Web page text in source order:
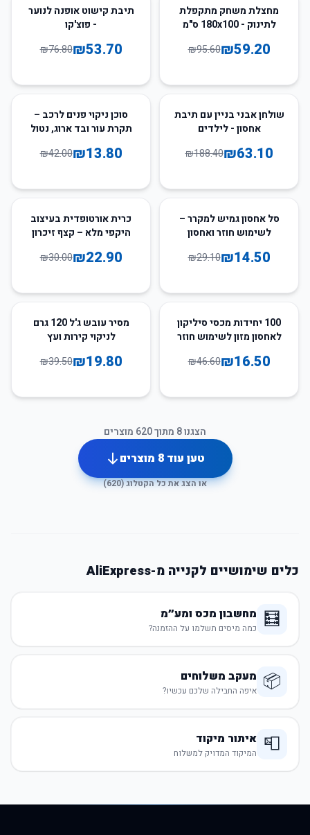
38
מחצלת משחק מתקפלת
לתינוק - 180x100 ס"מ
₪59.20
₪95.60
30%תיבת קישוט אופנה לנוער
- פוצ'קו
₪53.70
₪76.80
67%שולחן אבני בניין עם תיבת
אחסון - לילדים
₪63.10
₪188.40
67
סוכן ניקוי פנים לרכב –
תקרת עור ובד ארוג, נטול
₪13.80
₪42.00
50
סל אחסון גמיש למקרר –
לשימוש חוזר ואחסון
₪14.50
₪29.10
24
כרית אורטופדית בעיצוב
היקפי מלא – קצף זיכרון
₪22.90
₪30.00
65
100 יחידות מכסי סיליקון
לאחסון מזון לשימוש חוזר
₪16.50
₪46.60
50
מסיר עובש ג'ל 120 גרם
לניקוי קירות ועץ
₪19.80
₪39.50
הצגנו8 מתוך620 מוצרים
טען עוד8 מוצרים
או הצג את כל הקטלוג (620
)
כלים שימושיים לקנייה מ-AliExpress
🧮 מחשבון מכס ומע״מ
כמה מיסים תשלמו על ההזמנה?
📦 מעקב משלוחים
איפה החבילה שלכם עכשיו?
📮 איתור מיקוד
המיקוד המדויק למשלוח